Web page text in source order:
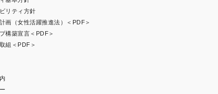
リティ方針
画（女性活躍推進法）＜PDF＞
構築宣言＜PDF＞
組＜PDF＞